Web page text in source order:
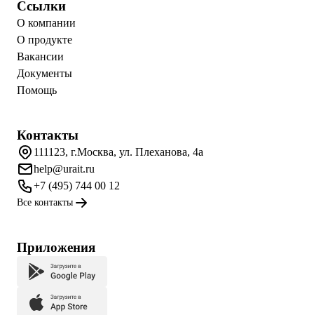
Ссылки
О компании
О продукте
Вакансии
Документы
Помощь
Контакты
111123, г.Москва, ул. Плеханова, 4а
help@urait.ru
+7 (495) 744 00 12
Все контакты
Приложения